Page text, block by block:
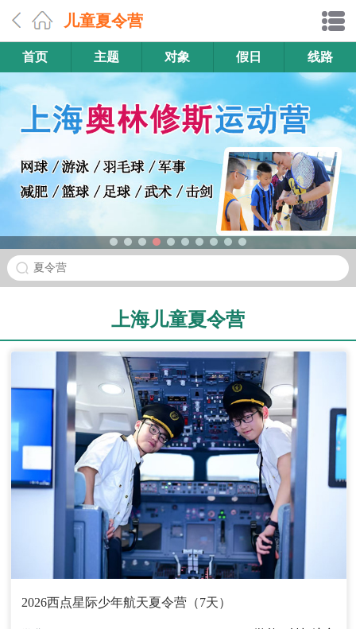
儿童夏令营
首页 主题 对象 假日 线路
夏令营
上海儿童夏令营
2026西点星际少年航天夏令营（7天）